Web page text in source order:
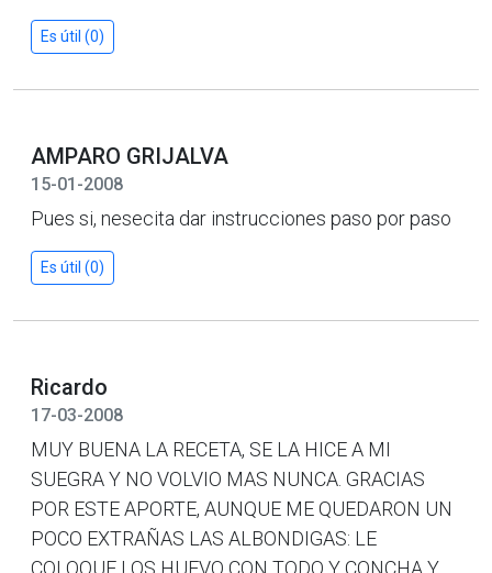
Es útil (0)
AMPARO GRIJALVA
15-01-2008
Pues si, nesecita dar instrucciones paso por paso
Es útil (0)
Ricardo
17-03-2008
MUY BUENA LA RECETA, SE LA HICE A MI
SUEGRA Y NO VOLVIO MAS NUNCA. GRACIAS
POR ESTE APORTE, AUNQUE ME QUEDARON UN
POCO EXTRAÑAS LAS ALBONDIGAS: LE
COLOQUE LOS HUEVO CON TODO Y CONCHA Y